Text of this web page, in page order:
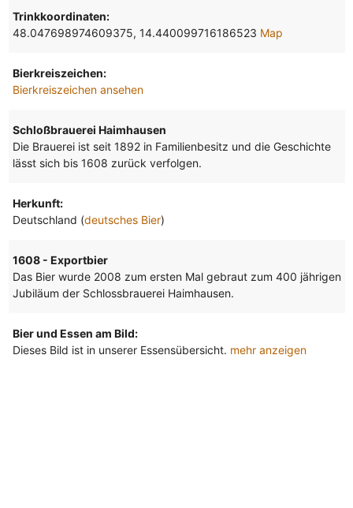
Trinkkoordinaten:
48.047698974609375, 14.440099716186523 Map
Bierkreiszeichen:
Bierkreiszeichen ansehen
Schloßbrauerei Haimhausen
Die Brauerei ist seit 1892 in Familienbesitz und die Geschichte
lässt sich bis 1608 zurück verfolgen.
Herkunft:
Deutschland (deutsches Bier)
1608 - Exportbier
Das Bier wurde 2008 zum ersten Mal gebraut zum 400 jährigen
Jubiläum der Schlossbrauerei Haimhausen.
Bier und Essen am Bild:
Dieses Bild ist in unserer Essensübersicht. mehr anzeigen